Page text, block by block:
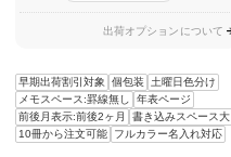
出荷オプションについて
早期出荷割引対象 個包装
土曜日色分け
メモスペース:罫線無し
年表ページ
前後月表示:前後2ヶ月
書き込みスペース大
10冊から注文可能
フルカラー名入れ対応